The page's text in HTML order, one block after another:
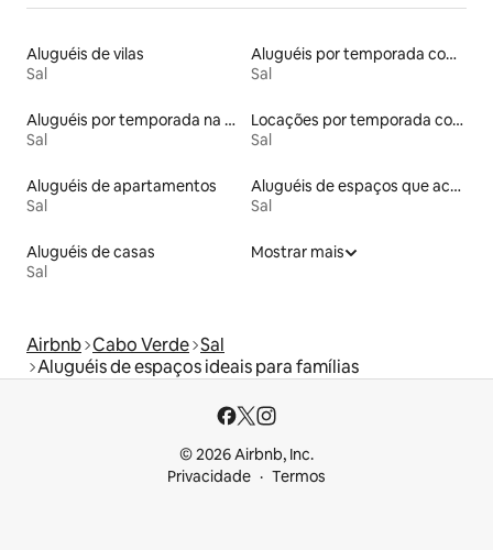
Aluguéis de vilas
Sal
Aluguéis por temporada com acesso à praia
Sal
Aluguéis por temporada na orla
Sal
Locações por temporada com piscina
Sal
Aluguéis de apartamentos
Sal
Aluguéis de espaços que aceitam animais de estimação
Sal
Aluguéis de casas
Sal
Mostrar mais
Airbnb Cabo Verde Sal
Aluguéis de espaços ideais para famílias
© 2026 Airbnb, Inc.
Privacidade
Termos